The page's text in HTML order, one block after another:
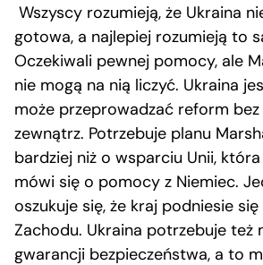
Wszyscy rozumieją, że Ukraina
gotowa, a najlepiej rozumieją to
Oczekiwali pewnej pomocy, ale
nie mogą na nią liczyć. Ukraina
może przeprowadzać reform
zewnątrz. Potrzebuje planu
bardziej niż o wsparciu Unii, która
mówi się o pomocy z Niemiec.
oszukuje się, że kraj podniesie
Zachodu. Ukraina potrzebuje też
gwarancji bezpieczeństwa, a to